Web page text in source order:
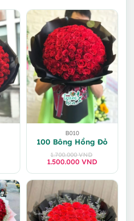
B010
100 Bông Hồng Đỏ
1.700.000VND
Giá
1.700.000 VND.
1.500.000 VND
Giá
1.500.000 VND.